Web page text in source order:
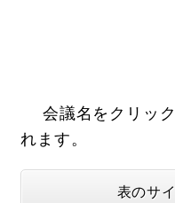
会議名をクリッ
れます。
表のサ